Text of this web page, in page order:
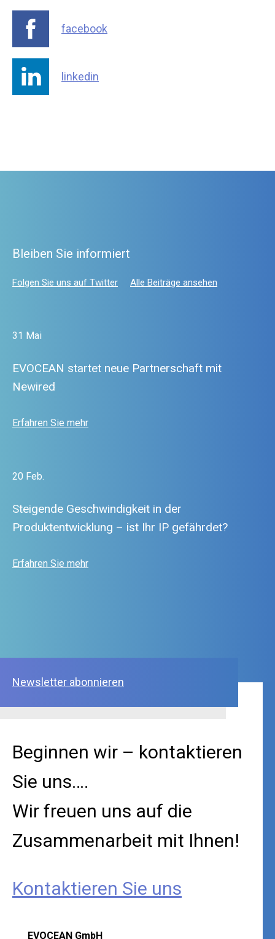
facebook
linkedin
Bleiben Sie informiert
Folgen Sie uns auf Twitter Alle Beiträge ansehen
31 Mai
EVOCEAN startet neue Partnerschaft mit
Newired
Erfahren Sie mehr
20 Feb.
Steigende Geschwindigkeit in der
Produktentwicklung – ist Ihr IP gefährdet?
Erfahren Sie mehr
Newsletter abonnieren
Beginnen wir – kontaktieren
Sie uns….
Wir freuen uns auf die
Zusammenarbeit mit Ihnen!
Kontaktieren Sie uns
EVOCEAN GmbH